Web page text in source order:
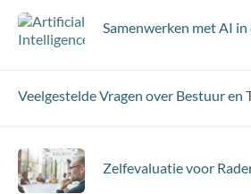
Samenwerken met AI
Veelgestelde Vragen over Bestuur en
Zelfevaluatie voor